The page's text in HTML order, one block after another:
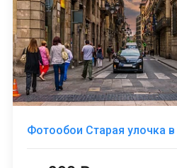
Фотообои Старая улочка